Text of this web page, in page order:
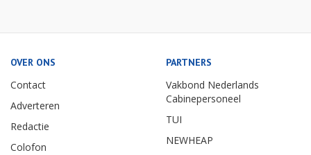
OVER ONS
Contact
Adverteren
Redactie
Colofon
PARTNERS
Vakbond Nederlands
Cabinepersoneel
TUI
NEWHEAP